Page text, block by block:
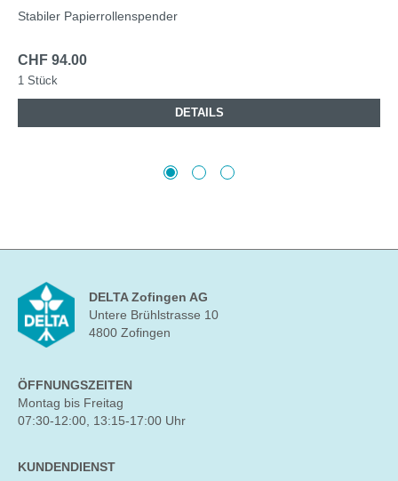
Stabiler Papierrollenspender
CHF 94.00
1 Stück
DETAILS
DELTA Zofingen AG
Untere Brühlstrasse 10
4800 Zofingen
ÖFFNUNGSZEITEN
Montag bis Freitag
07:30-12:00, 13:15-17:00 Uhr
KUNDENDIENST